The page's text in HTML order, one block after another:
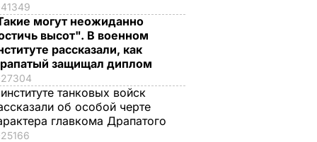
41349
могут неожиданно
высот". В военном
рассказали, как
защищал диплом
27304
танковых войск
об особой черте
главкома Драпатого
25166